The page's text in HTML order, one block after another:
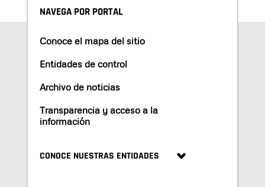
NAVEGA POR PORTAL
Conoce el mapa del sitio
Entidades de control
Archivo de noticias
Transparencia y acceso a la
información
CONOCE NUESTRAS ENTIDADES